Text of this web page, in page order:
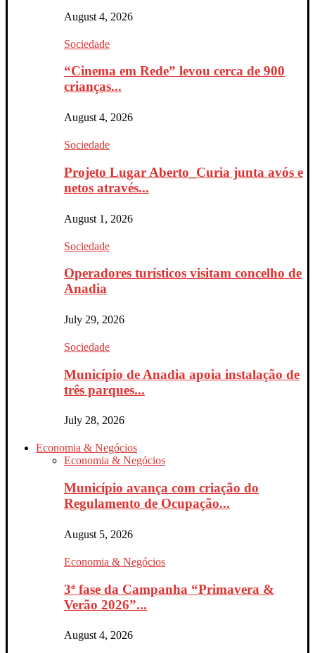
August 4, 2026
Sociedade
“Cinema em Rede” levou cerca de 900
crianças...
August 4, 2026
Sociedade
Projeto Lugar Aberto_Curia junta avós e
netos através...
August 1, 2026
Sociedade
Operadores turísticos visitam concelho de
Anadia
July 29, 2026
Sociedade
Município de Anadia apoia instalação de
três parques...
July 28, 2026
Economia & Negócios
Economia & Negócios
Município avança com criação do
Regulamento de Ocupação...
August 5, 2026
Economia & Negócios
3ª fase da Campanha “Primavera &
Verão 2026”...
August 4, 2026